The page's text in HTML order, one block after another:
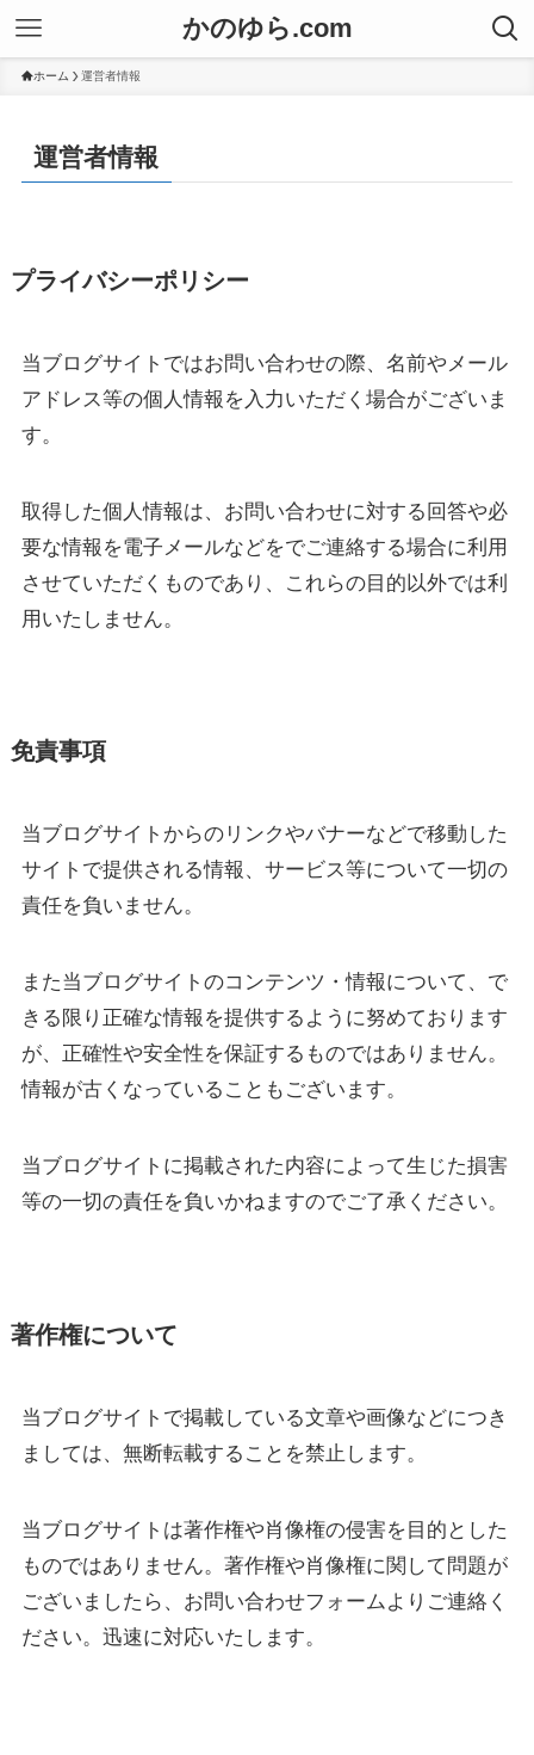
かのゆら.com
ホーム 運営者情報
運営者情報
プライバシーポリシー
当ブログサイトではお問い合わせの際、名前やメール
アドレス等の個人情報を入力いただく場合がございま
す。
取得した個人情報は、お問い合わせに対する回答や必
要な情報を電子メールなどをでご連絡する場合に利用
させていただくものであり、これらの目的以外では利
用いたしません。
免責事項
当ブログサイトからのリンクやバナーなどで移動した
サイトで提供される情報、サービス等について一切の
責任を負いません。
また当ブログサイトのコンテンツ・情報について、で
きる限り正確な情報を提供するように努めております
が、正確性や安全性を保証するものではありません。
情報が古くなっていることもございます。
当ブログサイトに掲載された内容によって生じた損害
等の一切の責任を負いかねますのでご了承ください。
著作権について
当ブログサイトで掲載している文章や画像などにつき
ましては、無断転載することを禁止します。
当ブログサイトは著作権や肖像権の侵害を目的とした
ものではありません。著作権や肖像権に関して問題が
ございましたら、お問い合わせフォームよりご連絡く
ださい。迅速に対応いたします。